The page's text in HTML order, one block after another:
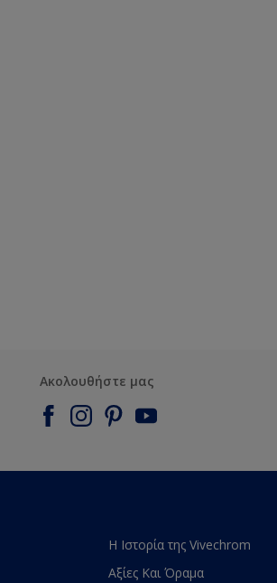
Ακολουθήστε μας
Η Ιστορία της Vivechrom
Αξίες Και Όραμα